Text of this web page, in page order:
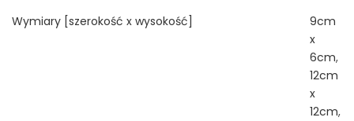
Wymiary [szerokość x wysokość]
9cm
x
6cm,
12cm
x
12cm,